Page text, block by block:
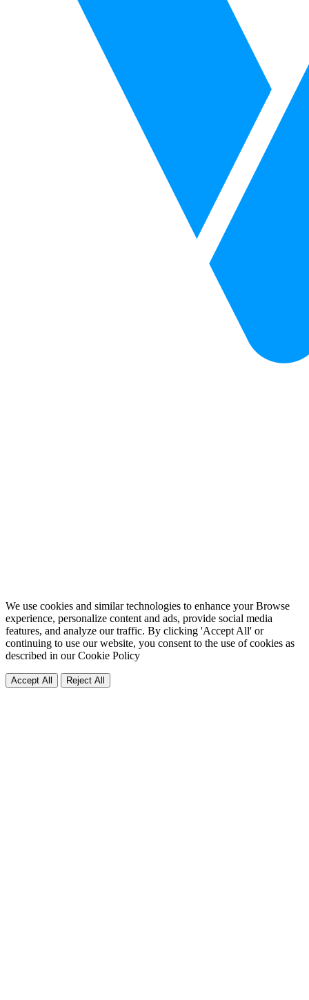
We use cookies and similar technologies to enhance your Browse
experience, personalize content and ads, provide social media
features, and analyze our traffic. By clicking 'Accept All' or
continuing to use our website, you consent to the use of cookies as
described in ourCookie Policy
Accept All Reject All